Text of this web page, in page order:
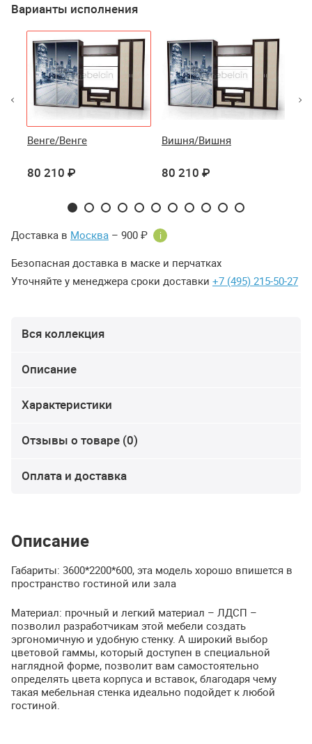
Варианты исполнения
Венге/Венге
80 210 ₽
Вишня/Вишня
80 210 ₽
Доставка в Москва – 900 ₽ i
Безопасная доставка в маске и перчатках
Уточняйте у менеджера сроки доставки +7 (495) 215-50-27
Вся коллекция
Описание
Характеристики
Отзывы о товаре (0)
Оплата и доставка
Описание
Габариты: 3600*2200*600, эта модель хорошо впишется в
пространство гостиной или зала
Материал: прочный и легкий материал – ЛДСП –
позволил разработчикам этой мебели создать
эргономичную и удобную стенку. А широкий выбор
цветовой гаммы, который доступен в специальной
наглядной форме, позволит вам самостоятельно
определять цвета корпуса и вставок, благодаря чему
такая мебельная стенка идеально подойдет к любой
гостиной.